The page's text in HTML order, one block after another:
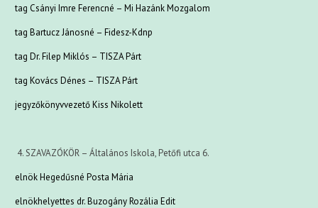
tag Csányi Imre Ferencné – Mi Hazánk Mozgalom
tag Bartucz Jánosné – Fidesz-Kdnp
tag Dr. Filep Miklós – TISZA Párt
tag Kovács Dénes – TISZA Párt
jegyzőkönyvvezető Kiss Nikolett
4. SZAVAZÓKÖR – Általános Iskola, Petőfi utca 6.
elnök Hegedűsné Posta Mária
elnökhelyettes dr. Buzogány Rozália Edit